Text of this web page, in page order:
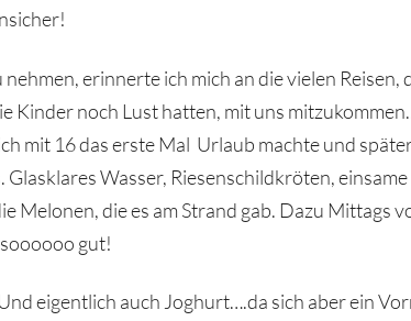
erinnerte ich mich an die vielen Reisen,
Kinder noch Lust hatten, mit uns
mit 16 das erste Mal Urlaub machte und
Wasser, Riesenschildkröten,
Melonen, die es am Strand gab. Dazu Mittags
gut!
eigentlich auch Joghurt….da sich aber ein